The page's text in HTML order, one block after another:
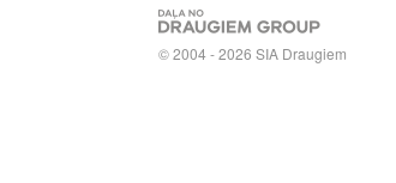
© 2004 - 2026 SIA Draugiem